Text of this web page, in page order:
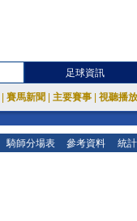
足球資訊
賽馬新聞 主要賽事 視聽播
騎師分場表 參考資料 統